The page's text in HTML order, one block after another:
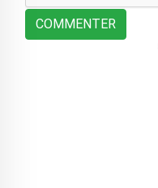
COMMENTER